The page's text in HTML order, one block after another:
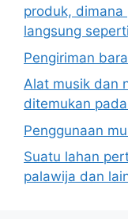
produk, dimana
langsung
Pengiriman
Alat musik dan
ditemukan
Penggunaan
Suatu lahan
palawija dan